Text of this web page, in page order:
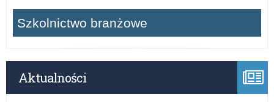
Szkolnictwo branżowe
Aktualności